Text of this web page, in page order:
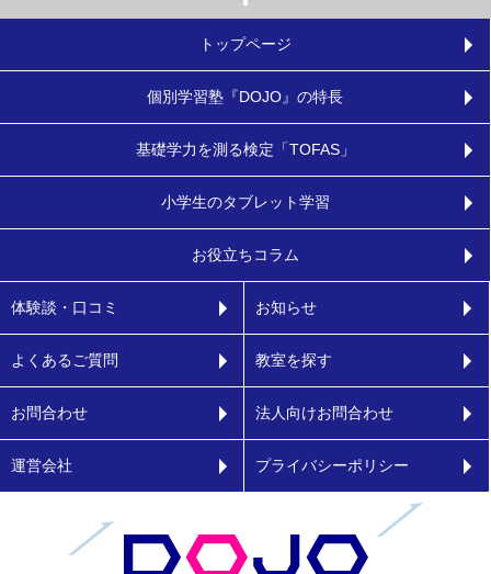
トップページ
個別学習塾『DOJO』の特長
基礎学力を測る検定「TOFAS」
小学生のタブレット学習
お役立ちコラム
体験談・口コミ お知らせ
よくあるご質問 教室を探す
お問合わせ 法人向けお問合わせ
運営会社 プライバシーポリシー